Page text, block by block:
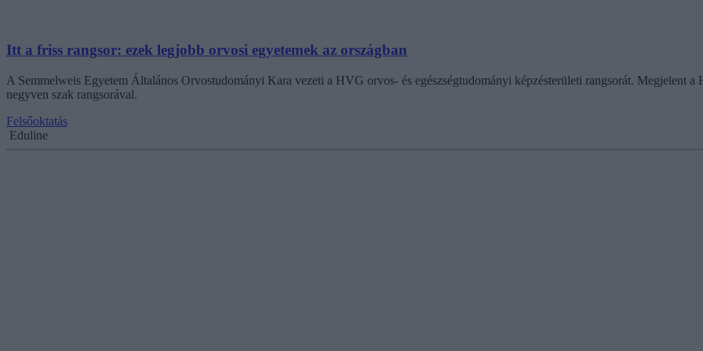
Itt a friss rangsor: ezek legjobb orvosi egyetemek az országban
A Semmelweis Egyetem Általános Orvostudományi Kara vezeti a HVG orvos- és egészségtudományi képzésterületi rangsorát. Megjelent
negyven szak rangsorával.
Felsőoktatás
Eduline